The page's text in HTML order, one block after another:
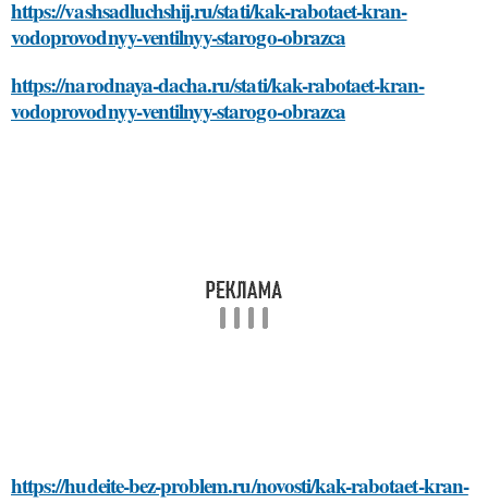
https://vashsadluchshij.ru/stati/kak-rabotaet-kran-
vodoprovodnyy-ventilnyy-starogo-obrazca
https://narodnaya-dacha.ru/stati/kak-rabotaet-kran-
vodoprovodnyy-ventilnyy-starogo-obrazca
https://hudeite-bez-problem.ru/novosti/kak-rabotaet-kran-